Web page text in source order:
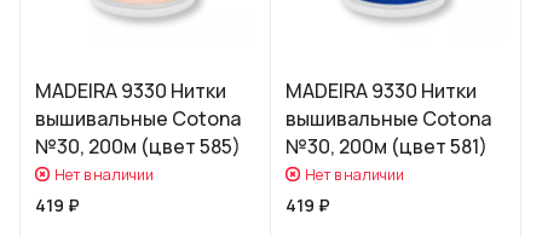
MADEIRA 9330 Нитки
вышивальные Cotona
№30, 200м (цвет 585)
Нет в наличии
419 ₽
MADEIRA 9330 Нитки
вышивальные Cotona
№30, 200м (цвет 581)
Нет в наличии
419 ₽